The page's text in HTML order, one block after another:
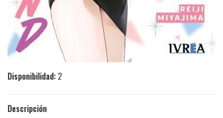
Disponibilidad: 2
Descripción